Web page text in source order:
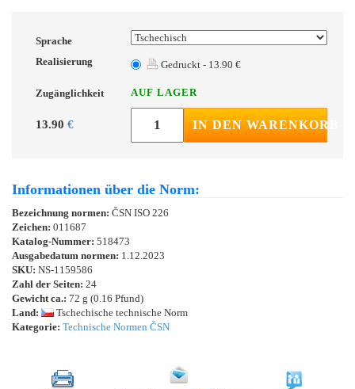
Sprache
Realisierung
Gedruckt - 13.90 €
Zugänglichkeit AUF LAGER
13.90 € IN DEN WARENKORB
Informationen über die Norm:
Bezeichnung normen: ČSN ISO 226
Zeichen: 011687
Katalog-Nummer: 518473
Ausgabedatum normen: 1.12.2023
SKU: NS-1159586
Zahl der Seiten: 24
Gewicht ca.: 72 g (0.16 Pfund)
Land:
Tschechische technische Norm
Kategorie: Technische Normen ČSN